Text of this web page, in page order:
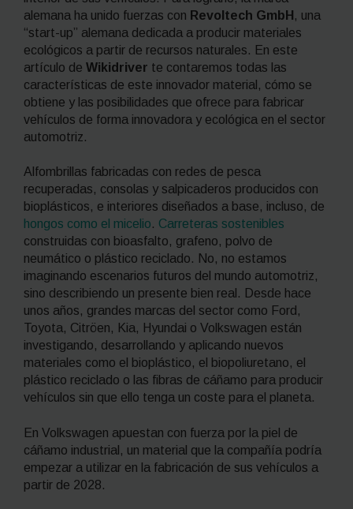
alemana ha unido fuerzas con Revoltech GmbH , una
“start-up” alemana dedicada a producir materiales
ecológicos a partir de recursos naturales. En este
artículo de Wikidriver te contaremos todas las
características de este innovador material, cómo se
obtiene y las posibilidades que ofrece para fabricar
vehículos de forma innovadora y ecológica en el sector
automotriz.
Alfombrillas fabricadas con redes de pesca
recuperadas, consolas y salpicaderos producidos con
bioplásticos, e interiores diseñados a base, incluso, de
hongos como el micelio. Carreteras sostenibles
construidas con bioasfalto, grafeno, polvo de
neumático o plástico reciclado. No, no estamos
imaginando escenarios futuros del mundo automotriz,
sino describiendo un presente bien real. Desde hace
unos años, grandes marcas del sector como Ford,
Toyota, Citröen, Kia, Hyundai o Volkswagen están
investigando, desarrollando y aplicando nuevos
materiales como el bioplástico, el biopoliuretano, el
plástico reciclado o las fibras de cáñamo para producir
vehículos sin que ello tenga un coste para el planeta.
En Volkswagen apuestan con fuerza por la piel de
cáñamo industrial, un material que la compañía podría
empezar a utilizar en la fabricación de sus vehículos a
partir de 2028.